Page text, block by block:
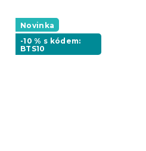
Novinka
-10 % s kódem:
BTS10